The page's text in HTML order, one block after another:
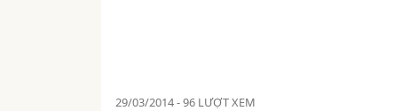
29/03/2014 96 LƯỢT XEM